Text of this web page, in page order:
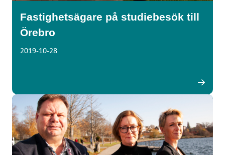
Fastighetsägare på studiebesök till
Örebro
2019-10-28